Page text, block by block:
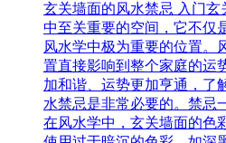
玄关墙面的风水禁忌 入门
中至关重要的空间，它不仅
风水学中极为重要的位置。
置直接影响到整个家庭的运
加和谐、运势更加亨通，了
水禁忌是非常必要的。禁忌
在风水学中，玄关墙面的色